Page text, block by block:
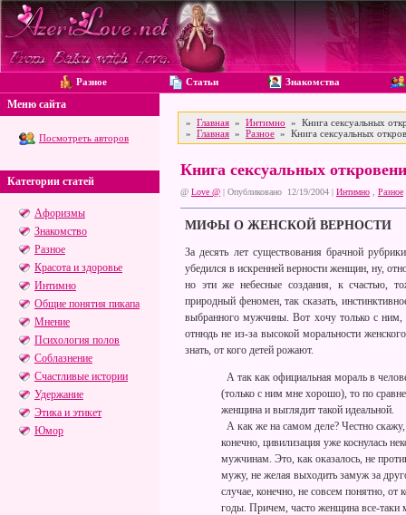
Разное Статьи Знакомства
Меню сайта
Посмотреть авторов
Категории статей
Афоризмы
Знакомство
Разное
Красота и здоровье
Интимно
Общие понятия пикапа
Мнение
Психология полов
Соблазнение
Счастливые истории
Удержание
Этика и этикет
Юмор
» Главная » Интимно » Книга сексуальных
» Главная » Разное » Книга сексуальных
Книга сексуальных
@ Love @ | Опубликовано 12/19/2004 | Интимно Разное
МИФЫ О ЖЕНСКОЙ ВЕРНОСТИ
За десять лет существования брачной
убедился в искренней верности женщин, ну,
но эти же небесные создания, к счастью,
природный феномен, так сказать,
выбранного мужчины. Вот хочу только с
отнюдь не из-за высокой моральности
знать, от кого детей рожают.
А так как официальная мораль в
(только с ним мне хорошо), то по
женщина и выглядит такой идеальной.
А как же на самом деле? Честно
конечно, цивилизация уже коснулась
мужчинам. Это, как оказалось, не
мужу, не желая выходить замуж за
случае, конечно, не совсем понятно, от
годы. Причем, часто женщина все-таки